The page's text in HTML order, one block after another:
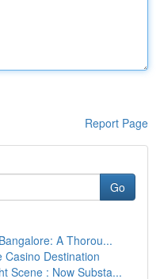
Report Page
Go
A Thorou...
Casino Destination
Scene : Now Substa...